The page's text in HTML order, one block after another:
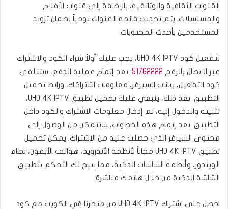
القنوات الثقافية والوثائقية، بالإضافة إلى قنوات الأفلام
والمسلسلات. يتم تحديث قائمة القنوات يومياً لضمان تزويد
المستخدمين بأحدث المحتويات.
لتفعيل كود UHD 4K IPTV، يجب عليك أولاً شراء الكود والاشتراك
عبر الاتصال بالرقم 51762222. بعد إتمام عملية الدفع، ستتلقى
كود التفعيل، بيانات السيرفر، معلومات اشتراكك، ورابط تحميل
التطبيق. بعد ذلك، ينبغي عليك تحميل تطبيق UHD 4K IPTV،
تثبيته والدخول إليه، ثم إدخال معلومات الاشتراك والكود داخل
التطبيق. بعد إتمام هذه الخطوات، ستتمكن من الوصول إلى
محتوى السيرفر الذي حصلت عليه من الاشتراك. يمكن تحميل
تطبيق UHD 4K IPTV مجاناً لأنظمة الأندرويد، هواتف الأيفون، نظام
الويندوز، وأنظمة الشاشات الذكية، مما يتيح لك التحكم بتطبيق
الشاشة الذكية من خلال هاتفك مباشرة.
احصل على اشتراك UHD 4K IPTV من متجرنا في الكويت مع كود